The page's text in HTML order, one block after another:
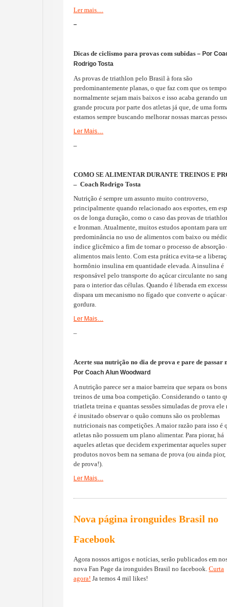
Ler mais…
–
Dicas de ciclismo para provas com subidas – Por
Rodrigo Tosta
As provas de triathlon pelo Brasil à fora são
predominantemente planas, o que faz com que os
normalmente sejam mais baixos e isso acaba gerando
grande procura por parte dos atletas já que, de uma
estamos sempre buscando melhorar nossas marcas
Ler Mais…
–
COMO SE ALIMENTAR DURANTE TREINOS E
– Coach Rodrigo Tosta
Nutrição é sempre um assunto muito controverso,
principalmente quando relacionado aos esportes, em
os de longa duração, como o caso das provas de
e Ironman. Atualmente, muitos estudos apontam para
predominância no uso de alimentos com baixo ou
índice glicêmico a fim de tornar o processo de absorção
alimentos mais lento. Com esta prática evita-se a
hormônio insulina em quantidade elevada. A insulina é
responsável pelo transporte do açúcar circulante no
para o interior das células. Quando é liberada em
dispara um mecanismo no fígado que converte o açúcar
gordura.
Ler Mais…
–
Acerte sua nutrição no dia de prova e pare de passar
Por Coach Alun Woodward
A nutrição parece ser a maior barreira que separa os bons
treinos de uma boa competição. Considerando o tanto
triatleta treina e quantas sessões simuladas de prova ele
é inusitado observar o quão comuns são os problemas
nutricionais nas competições. A maior razão para isso é
atletas não possuem um plano alimentar. Para piorar, há
aqueles atletas que decidem experimentar aqueles super
produtos novos bem na semana de prova (ou ainda
de prova!).
Ler Mais…
Nova página ironguides Brasil no
Facebook
Agora nossos artigos e notícias, serão publicados em
nova Fan Page da ironguides Brasil no facebook. Curta
agora! Ja temos 4 mil likes!